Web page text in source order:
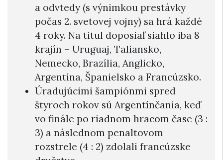
a odvtedy (s výnimkou prestávky
počas 2. svetovej vojny) sa hrá každé
4 roky. Na titul doposiaľ siahlo iba 8
krajín – Uruguaj, Taliansko,
Nemecko, Brazília, Anglicko,
Argentína, Španielsko a Francúzsko.
Úradujúcimi šampiónmi spred
štyroch rokov sú Argentínčania, keď
vo finále po riadnom hracom čase (3 :
3) a následnom penaltovom
rozstrele (4 : 2) zdolali francúzske